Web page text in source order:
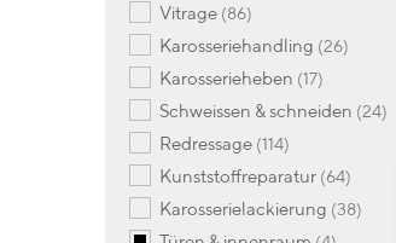
vitrage 86Artikel
karosseriehandling 26Artikel
karosserieheben 17Artikel
schweissen & schneiden 24
redressage 114Artikel
kunststoffreparatur 64Artikel
karosserielackierung 38Artikel